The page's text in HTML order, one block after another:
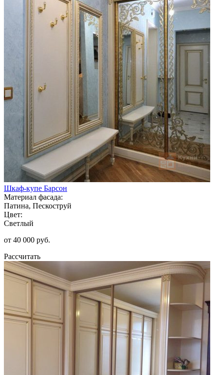
Шкаф-купе Барсон
Материал фасада:
Патина, Пескоструй
Цвет:
Светлый
от 40 000 руб.
Рассчитать